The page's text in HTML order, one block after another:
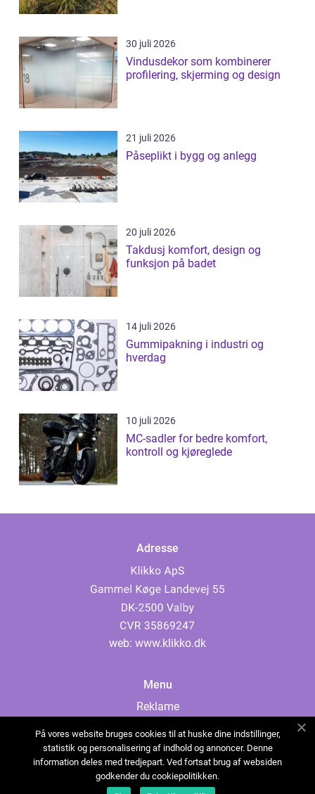
30 juli 2026
Vindusdekor som kombinerer
profilering, skjerming og design
21 juli 2026
Påseplikt i bygg og anlegg
20 juli 2026
Takdusj komfort, design og
funksjon på badet
14 juli 2026
Gummipakning i industri og
hverdag
10 juli 2026
MC-sadler for bedre komfort,
kontroll og kjøreglede
Adresse
web: www.klikko.dk
Menu
Reklame
Cookies
Kontakt Oss
Sitemap
På vores website bruges cookies til at huske dine indstillinger,
statistik og personalisering af indhold og annoncer. Denne
information deles med tredjepart. Ved fortsat brug af websiden
godkender du cookiepolitikken.